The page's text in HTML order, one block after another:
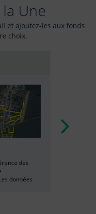
Une
et ajoutez-les aux fonds
choix.
des
données